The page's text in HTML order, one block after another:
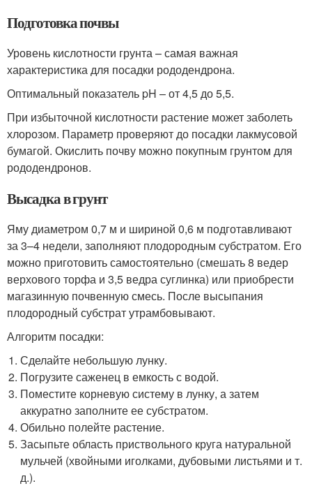
Подготовка почвы
Уровень кислотности грунта – самая важная
характеристика для посадки рододендрона.
Оптимальный показатель pH – от 4,5 до 5,5.
При избыточной кислотности растение может заболеть
хлорозом. Параметр проверяют до посадки лакмусовой
бумагой. Окислить почву можно покупным грунтом для
рододендронов.
Высадка в грунт
Яму диаметром 0,7 м и шириной 0,6 м подготавливают
за 3–4 недели, заполняют плодородным субстратом. Его
можно приготовить самостоятельно (смешать 8 ведер
верхового торфа и 3,5 ведра суглинка) или приобрести
магазинную почвенную смесь. После высыпания
плодородный субстрат утрамбовывают.
Алгоритм посадки:
Сделайте небольшую лунку.
Погрузите саженец в емкость с водой.
Поместите корневую систему в лунку, а затем
аккуратно заполните ее субстратом.
Обильно полейте растение.
Засыпьте область приствольного круга натуральной
мульчей (хвойными иголками, дубовыми листьями и т.
д.).